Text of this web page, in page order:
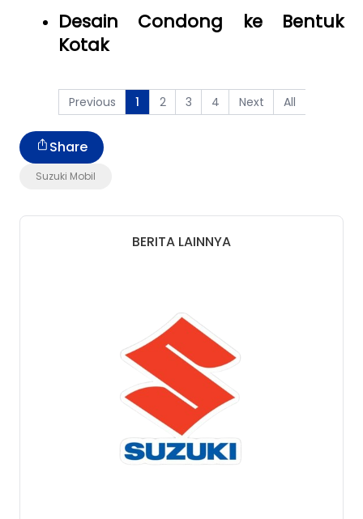
Desain Condong ke Bentuk
Kotak
Previous 1 2 3 4 Next All
Suzuki Mobil
Share
BERITA LAINNYA